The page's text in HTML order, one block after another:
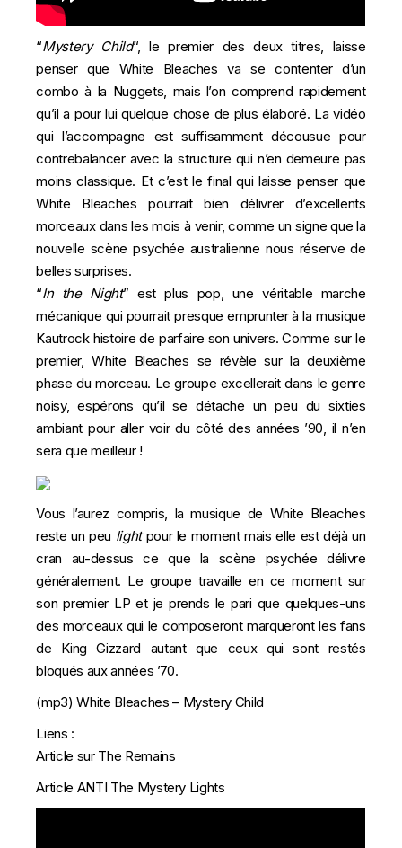
“Mystery Child“, le premier des deux titres, laisse
penser que White Bleaches va se contenter d’un
combo à la Nuggets, mais l’on comprend rapidement
qu’il a pour lui quelque chose de plus élaboré. La vidéo
qui l’accompagne est suffisamment décousue pour
contrebalancer avec la structure qui n’en demeure pas
moins classique. Et c’est le final qui laisse penser que
White Bleaches pourrait bien délivrer d’excellents
morceaux dans les mois à venir, comme un signe que la
nouvelle scène psychée australienne nous réserve de
belles surprises.
“In the Night” est plus pop, une véritable marche
mécanique qui pourrait presque emprunter à la musique
Kautrock histoire de parfaire son univers. Comme sur le
premier, White Bleaches se révèle sur la deuxième
phase du morceau. Le groupe excellerait dans le genre
noisy, espérons qu’il se détache un peu du sixties
ambiant pour aller voir du côté des années ’90, il n’en
sera que meilleur !
Vous l’aurez compris, la musique de White Bleaches
reste un peu lightpour le moment mais elle est déjà un
cran au-dessus ce que la scène psychée délivre
généralement. Le groupe travaille en ce moment sur
son premier LP et je prends le pari que quelques-uns
des morceaux qui le composeront marqueront les fans
de King Gizzard autant que ceux qui sont restés
bloqués aux années ’70.
(mp3)White Bleaches – Mystery Child
Liens :
Article sur The Remains
Article ANTI The Mystery Lights